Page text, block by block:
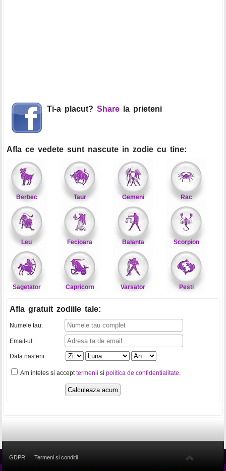
Ti-a placut? Share la prieteni
Afla ce vedete sunt nascute in zodie cu tine:
Berbec Taur Gemeni Rac
Leu Fecioara Balanta Scorpion
Sagetator Capricorn Varsator Pesti
Afla gratuit zodiile tale:
Numele tau:
Email-ul:
Data nasterii:
Am inteles si accepttermenii si politica de confidentialitate.
GDPR Termeni si conditii